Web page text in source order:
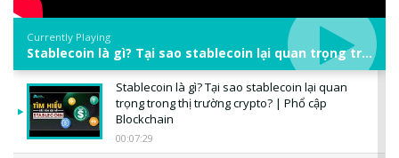
Currently Playing
Stablecoin là gì? Tại sao stablecoin lại quan trọng trong thị trường crypto? | Phổ cập Blockchain
Stablecoin là gì? Tại sao stablecoin lại quan
trọng trong thị trường crypto? | Phổ cập
Blockchain
00:07:29